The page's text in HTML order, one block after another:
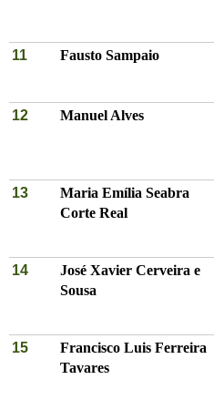
11 Fausto Sampaio
12 Manuel Alves
13
Maria Emília Seabra
Corte Real
14
José Xavier Cerveira e
Sousa
15
Francisco Luis Ferreira
Tavares